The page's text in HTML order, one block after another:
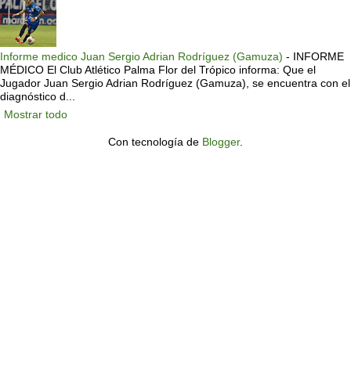
Informe medico Juan Sergio Adrian Rodríguez (Gamuza) - INFORME
MÉDICO El Club Atlético Palma Flor del Trópico informa: Que el
Jugador Juan Sergio Adrian Rodríguez (Gamuza), se encuentra con el
diagnóstico d...
Mostrar todo
Con tecnología de Blogger.